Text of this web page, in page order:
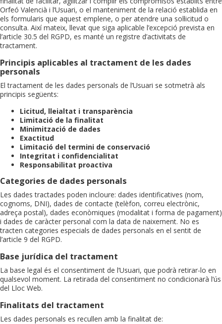
Orfeó Valencià i l’Usuari, o el manteniment de la relació establida en
els formularis que aquest emplene, o per atendre una sol·licitud o
consulta. Així mateix, llevat que siga aplicable l’excepció prevista en
l’article 30.5 del RGPD, es manté un registre d’activitats de
tractament.
Principis aplicables al tractament de les dades
personals
El tractament de les dades personals de l’Usuari se sotmetrà als
principis següents:
Licitud, lleialtat i transparència
Limitació de la finalitat
Minimització de dades
Exactitud
Limitació del termini de conservació
Integritat i confidencialitat
Responsabilitat proactiva
Categories de dades personals
Les dades tractades poden incloure: dades identificatives (nom,
cognoms, DNI), dades de contacte (telèfon, correu electrònic,
adreça postal), dades econòmiques (modalitat i forma de pagament)
i dades de caràcter personal com la data de naixement. No es
tracten categories especials de dades personals en el sentit de
l’article 9 del RGPD.
Base jurídica del tractament
La base legal és el consentiment de l’Usuari, que podrà retirar-lo en
qualsevol moment. La retirada del consentiment no condicionarà l’ús
del Lloc Web.
Finalitats del tractament
Les dades personals es recullen amb la finalitat de: